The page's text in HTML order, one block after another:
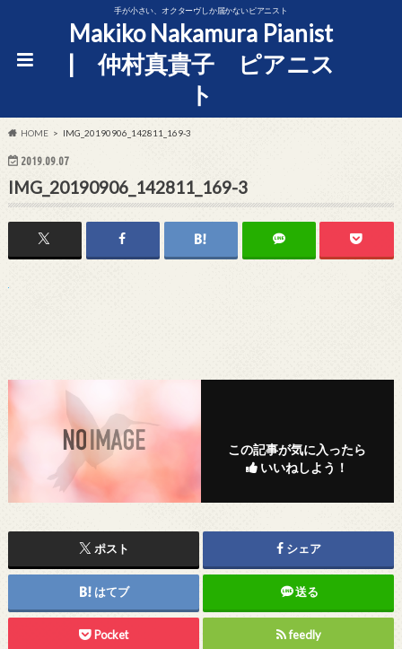
手が小さい、オクターヴしか届かないピアニスト
Makiko Nakamura Pianist
| 仲村真貴子 ピアニス
ト
HOME IMG_20190906_142811_169-3
2019.09.07
IMG_20190906_142811_169-3
この記事が気に入ったら
いいねしよう！
ポスト シェア
はてブ 送る
Pocket feedly